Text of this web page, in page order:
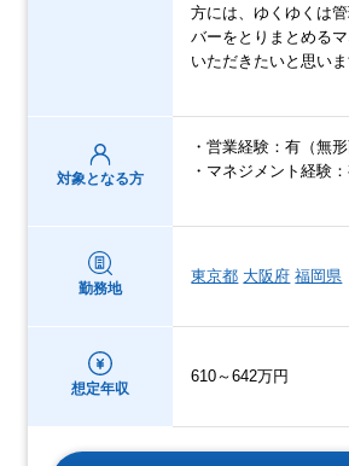
方には、ゆくゆくは
バーをとりまとめる
いただきたいと思いま
対象となる方
・営業経験：有（無形
・マネジメント経験
勤務地
東京都 大阪府 福岡県
想定年収
610～642万円